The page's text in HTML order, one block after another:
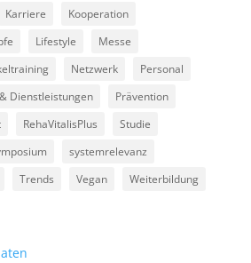
Karriere
Kooperation
Lifestyle
Messe
Netzwerk
Personal
Dienstleistungen
Prävention
RehaVitalisPlus
Studie
systemrelevanz
Trends Vegan
Weiterbildung